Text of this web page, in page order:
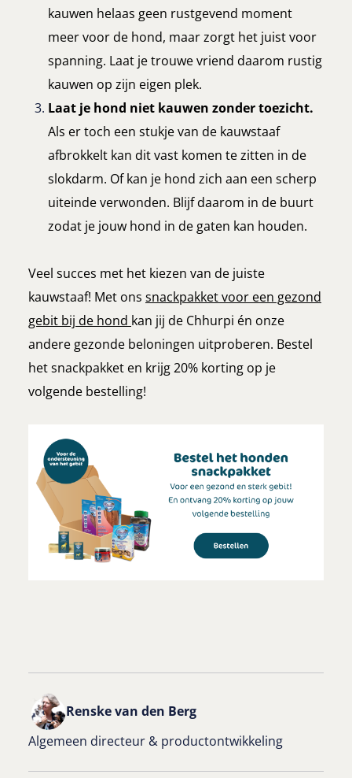
kauwen helaas geen rustgevend moment
meer voor de hond, maar zorgt het juist voor
spanning. Laat je trouwe vriend daarom rustig
kauwen op zijn eigen plek.
Laat je hond niet kauwen zonder toezicht.
Als er toch een stukje van de kauwstaaf
afbrokkelt kan dit vast komen te zitten in de
slokdarm. Of kan je hond zich aan een scherp
uiteinde verwonden. Blijf daarom in de buurt
zodat je jouw hond in de gaten kan houden.
Veel succes met het kiezen van de juiste
kauwstaaf! Met ons snackpakket voor een gezond
gebit bij de hond kan jij de Chhurpi én onze
andere gezonde beloningen uitproberen. Bestel
het snackpakket en krijg 20% korting op je
volgende bestelling!
Renske van den Berg
Algemeen directeur & productontwikkeling